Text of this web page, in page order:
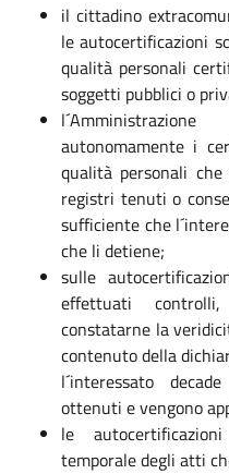
il cittadino
le autocertificazioni
qualità personali
soggetti pubblici o
autonomamente i
qualità personali
registri tenuti o
sufficiente che
che li detiene;
sulle
effettuati
constatarne la
contenuto della
l´interessato
ottenuti e vengono
le
temporale degli atti